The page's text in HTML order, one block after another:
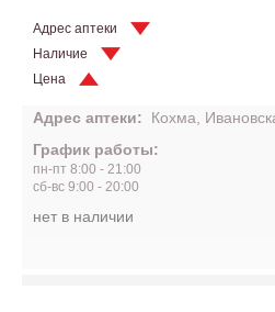
Адрес аптеки
Наличие
Цена
Адрес аптеки:
Кохма,
График работы:
пн-пт 8:00 - 21:00
сб-вс 9:00 - 20:00
нет в наличии